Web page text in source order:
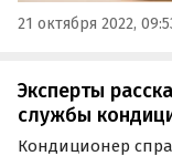
21 октября 2022,
Эксперты
службы
Кондиционер